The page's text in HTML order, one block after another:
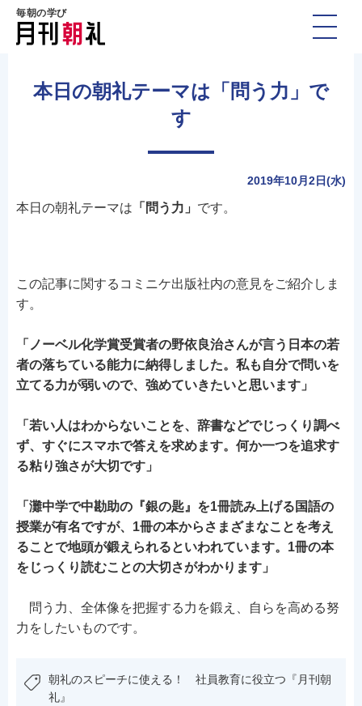
毎朝の学び
本日の朝礼テーマは「問う力」で
す
2019年10月2日(水)
本日の朝礼テーマは 「問う力」 です。
この記事に関するコミニケ出版社内の意見をご紹介しま
す。
「ノーベル化学賞受賞者の野依良治さんが言う日本の若
者の落ちている能力に納得しました。私も自分で問いを
立てる力が弱いので、強めていきたいと思います」
「若い人はわからないことを、辞書などでじっくり調べ
ず、すぐにスマホで答えを求めます。何か一つを追求す
る粘り強さが大切です」
「灘中学で中勘助の『銀の匙』を1冊読み上げる国語の
授業が有名ですが、1冊の本からさまざまなことを考え
ることで地頭が鍛えられるといわれています。1冊の本
をじっくり読むことの大切さがわかります」
問う力、全体像を把握する力を鍛え、自らを高める努
力をしたいものです。
朝礼のスピーチに使える！ 社員教育に役立つ『月刊朝
礼』